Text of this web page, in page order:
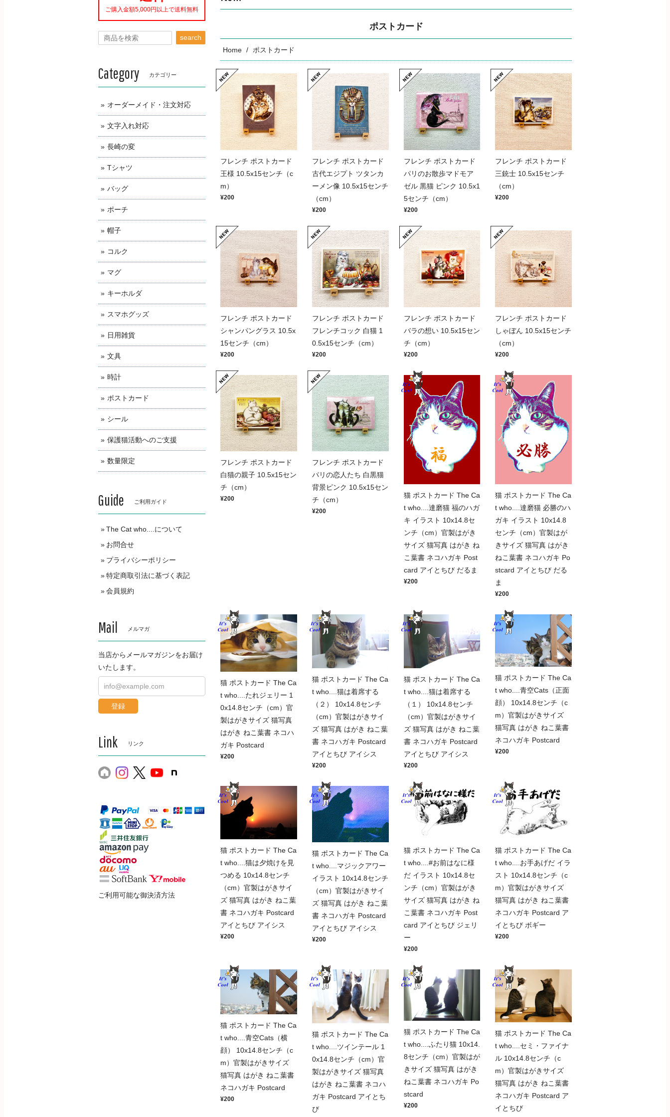
ポストカード
Home ポストカード
フレンチ ポストカード
王様 10.5x15センチ（c
m）
¥200
フレンチ ポストカード
古代エジプト ツタンカ
ーメン像 10.5x15センチ
（cm）
¥200
フレンチ ポストカード
パリのお散歩マドモア
ゼル 黒猫 ピンク 10.5x1
5センチ（cm）
¥200
フレンチ ポストカード
三銃士 10.5x15センチ
（cm）
¥200
フレンチ ポストカード
シャンパングラス 10.5x
15センチ（cm）
¥200
フレンチ ポストカード
フレンチコック 白猫 1
0.5x15センチ（cm）
¥200
フレンチ ポストカード
バラの想い 10.5x15セン
チ（cm）
¥200
フレンチ ポストカード
しゃぼん 10.5x15センチ
（cm）
¥200
フレンチ ポストカード
白猫の親子 10.5x15セン
チ（cm）
¥200
フレンチ ポストカード
パリの恋人たち 白黒猫
背景ピンク 10.5x15セン
チ（cm）
¥200
猫 ポストカード The Ca
t who....達磨猫 福のハガ
キ イラスト 10x14.8セ
ンチ（cm）官製はがき
サイズ 猫写真 はがき ね
こ葉書 ネコハガキ Post
card アイとちび だるま
¥200
猫 ポストカード The Ca
t who....達磨猫 必勝のハ
ガキ イラスト 10x14.8
センチ（cm）官製はが
きサイズ 猫写真 はがき
ねこ葉書 ネコハガキ Po
stcard アイとちび だる
ま
¥200
猫 ポストカード The Ca
t who....たれジェリー 1
0x14.8センチ（cm）官
製はがきサイズ 猫写真
はがき ねこ葉書 ネコハ
ガキ Postcard
¥200
猫 ポストカード The Ca
t who....猫は着席する
（２） 10x14.8センチ
（cm）官製はがきサイ
ズ 猫写真 はがき ねこ葉
書 ネコハガキ Postcard
アイとちび アイシス
¥200
猫 ポストカード The Ca
t who....猫は着席する
（１） 10x14.8センチ
（cm）官製はがきサイ
ズ 猫写真 はがき ねこ葉
書 ネコハガキ Postcard
アイとちび アイシス
¥200
猫 ポストカード The Ca
t who....青空Cats（正面
顔） 10x14.8センチ（c
m）官製はがきサイズ
猫写真 はがき ねこ葉書
ネコハガキ Postcard
¥200
猫 ポストカード The Ca
t who....猫は夕焼けを見
つめる 10x14.8センチ
（cm）官製はがきサイ
ズ 猫写真 はがき ねこ葉
書 ネコハガキ Postcard
アイとちび アイシス
¥200
猫 ポストカード The Ca
t who....マジックアワー
イラスト 10x14.8センチ
（cm）官製はがきサイ
ズ 猫写真 はがき ねこ葉
書 ネコハガキ Postcard
アイとちび アイシス
¥200
猫 ポストカード The Ca
t who....#お前はなに様
だ イラスト 10x14.8セ
ンチ（cm）官製はがき
サイズ 猫写真 はがき ね
こ葉書 ネコハガキ Post
card アイとちび ジェリ
ー
¥200
猫 ポストカード The Ca
t who....お手あげだ イラ
スト 10x14.8センチ（c
m）官製はがきサイズ
猫写真 はがき ねこ葉書
ネコハガキ Postcard ア
イとちび ボギー
¥200
猫 ポストカード The Ca
t who....青空Cats（横
顔） 10x14.8センチ（c
m）官製はがきサイズ
猫写真 はがき ねこ葉書
ネコハガキ Postcard
¥200
猫 ポストカード The Ca
t who....ツインテール 1
0x14.8センチ（cm）官
製はがきサイズ 猫写真
はがき ねこ葉書 ネコハ
ガキ Postcard アイとち
び
猫 ポストカード The Ca
t who....ふたり猫 10x14.
8センチ（cm）官製はが
きサイズ 猫写真 はがき
ねこ葉書 ネコハガキ Po
stcard
¥200
猫 ポストカード The Ca
t who....セミ・ファイナ
ル 10x14.8センチ（c
m）官製はがきサイズ
猫写真 はがき ねこ葉書
ネコハガキ Postcard ア
イとちび
ご購入金額5,000円以上で送料無料
search
Category カテゴリー
オーダーメイド・注文対応
文字入れ対応
長崎の変
Tシャツ
バッグ
ポーチ
帽子
コルク
マグ
キーホルダ
スマホグッズ
日用雑貨
文具
時計
ポストカード
シール
保護猫活動へのご支援
数量限定
Guide ご利用ガイド
The Cat who....について
お問合せ
プライバシーポリシー
特定商取引法に基づく表記
会員規約
Mail メルマガ
当店からメールマガジンをお届け
いたします。
登録
Link リンク
ご利用可能な御決済方法